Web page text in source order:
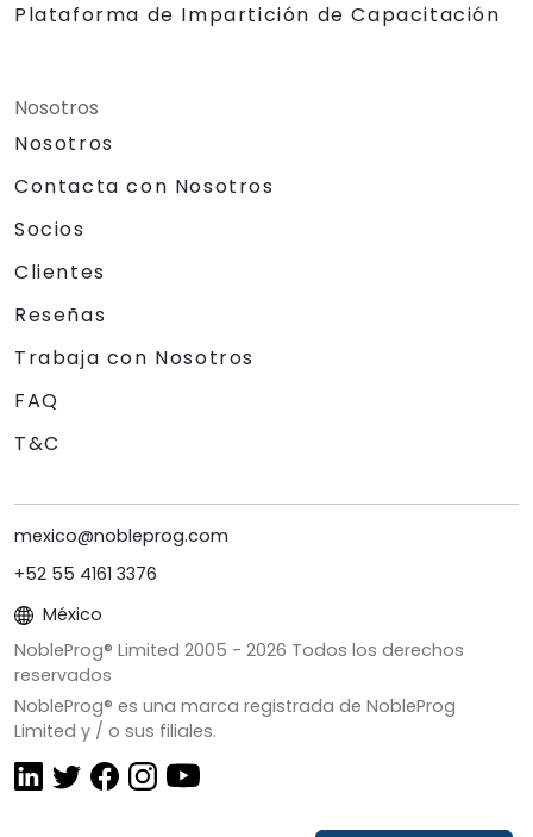
Plataforma de Impartición de Capacitación
Nosotros
Nosotros
Contacta con Nosotros
Socios
Clientes
Reseñas
Trabaja con Nosotros
FAQ
T&C
mexico@nobleprog.com
+52 55 4161 3376
México
NobleProg® Limited 2005 - 2026 Todos los derechos
reservados
NobleProg® es una marca registrada de NobleProg
Limited y / o sus filiales.